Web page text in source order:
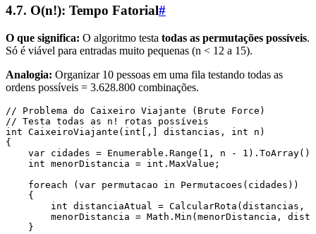
4.7. O(n!): Tempo Fatorial#
O que significa: O algoritmo testa todas as permutações possíveis.
Só é viável para entradas muito pequenas (n < 12 a 15).
Analogia: Organizar 10 pessoas em uma fila testando todas as
ordens possíveis = 3.628.800 combinações.
// Problema do Caixeiro Viajante (Brute Force)
// Testa todas as n! rotas possíveis
int CaixeiroViajante ( int , ] distancias , int n)
{
    var
cidades = Enumerable . Range ( 1 , n - 1 ) . ToArray();
    int
menorDistancia = int . MaxValue ;
    foreach
( var permutacao in Permutacoes (cidades))
    {
        int
distanciaAtual = CalcularRota (distancias ,
        menorDistancia
= Math . Min (menorDistancia ,
    }